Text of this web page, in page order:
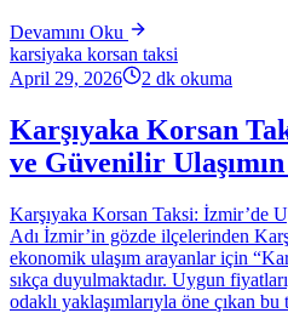
Devamını Oku
karsiyaka korsan taksi
April 29, 2026
2 dk okuma
Karşıyaka Korsan
ve Güvenilir Ulaşımın
Karşıyaka Korsan Taksi: İzmir’de
Adı İzmir’in gözde ilçelerinden
ekonomik ulaşım arayanlar için
sıkça duyulmaktadır. Uygun
odaklı yaklaşımlarıyla öne çıkan bu